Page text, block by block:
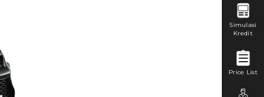
Simulasi
Kredit
Price List